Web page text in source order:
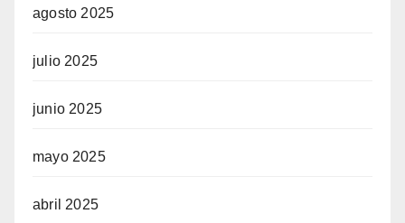
agosto 2025
julio 2025
junio 2025
mayo 2025
abril 2025